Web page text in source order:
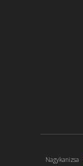
Nagykanizsa